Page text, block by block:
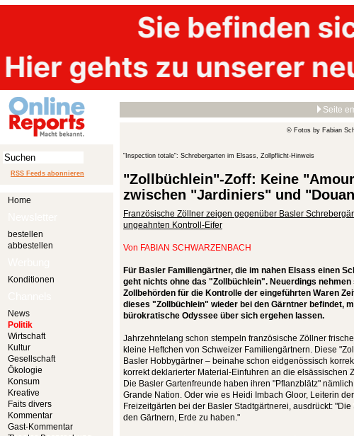
RSS Feeds abonnieren
Home
bestellen
abbestellen
Konditionen
News
Politik
Wirtschaft
Kultur
Gesellschaft
Ökologie
Konsum
Kreative
Faits divers
Kommentar
Gast-Kommentar
Seite
© Fotos by Fabian
"Inspection totale": Schrebergarten im Elsass, Zollpflicht-Hinweis
"Zollbüchlein"-Zoff: Keine
zwischen "Jardiniers" und
Französische Zöllner zeigen gegenüber Basler
ungeahnten Kontroll-Eifer
Von FABIAN SCHWARZENBACH
Für Basler Familiengärtner, die im nahen Elsass einen
geht nichts ohne das "Zollbüchlein". Neuerdings
Zollbehörden für die Kontrolle der eingeführten Waren
dieses "Zollbüchlein" wieder bei den Gärntner befindet,
bürokratische Odyssee über sich ergehen lassen.
Jahrzehntelang schon stempeln französische Zöllner
kleine Heftchen von Schweizer Familiengärtnern. Diese
Basler Hobbygärtner – beinahe schon eidgenössisch
korrekt deklarierter Material-Einfuhren an die elsässischen
Die Basler Gartenfreunde haben ihren "Pflanzblätz"
Grande Nation. Oder wie es Heidi Imbach Gloor, Leiterin
Freizeitgärten bei der Basler Stadtgärtnerei, ausdrückt:
den Gärtnern, Erde zu haben."